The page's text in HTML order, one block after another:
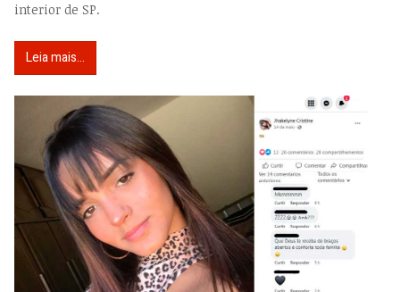
interior de SP.
Leia mais...